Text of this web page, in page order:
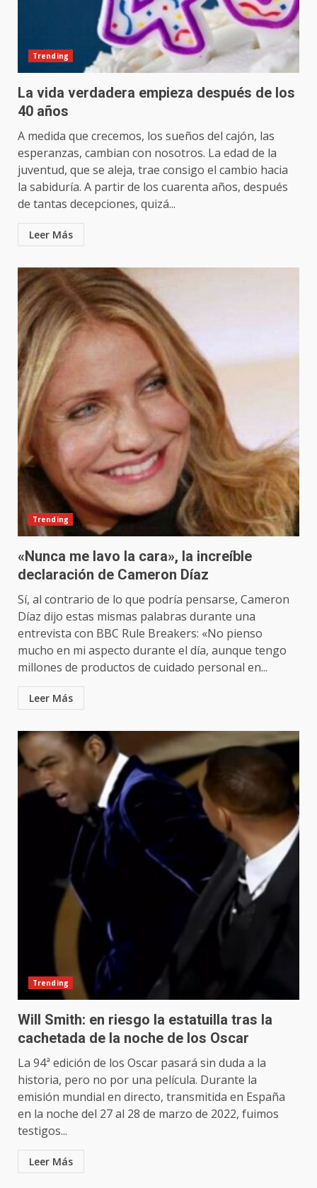
Trending
La vida verdadera empieza después de los
40 años
A medida que crecemos, los sueños del cajón, las
esperanzas, cambian con nosotros. La edad de la
juventud, que se aleja, trae consigo el cambio hacia
la sabiduría. A partir de los cuarenta años, después
de tantas decepciones, quizá...
Leer Más
Trending
«Nunca me lavo la cara», la increíble
declaración de Cameron Díaz
Sí, al contrario de lo que podría pensarse, Cameron
Díaz dijo estas mismas palabras durante una
entrevista con BBC Rule Breakers: «No pienso
mucho en mi aspecto durante el día, aunque tengo
millones de productos de cuidado personal en...
Leer Más
Trending
Will Smith: en riesgo la estatuilla tras la
cachetada de la noche de los Oscar
La 94ª edición de los Oscar pasará sin duda a la
historia, pero no por una película. Durante la
emisión mundial en directo, transmitida en España
en la noche del 27 al 28 de marzo de 2022, fuimos
testigos...
Leer Más